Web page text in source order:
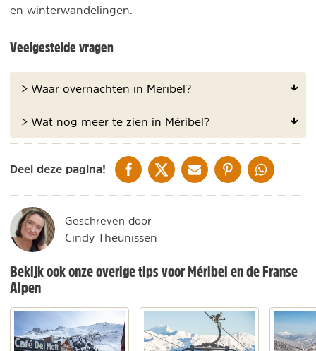
en winterwandelingen.
Veelgestelde vragen
> Waar overnachten in Méribel?
> Wat nog meer te zien in Méribel?
Deel deze pagina! DELEN OP FACEBOOK
DELEN OP XDELEN VIA DE MAIL
DELEN OP PINTEREST
DELEN OP
Geschreven door
Cindy Theunissen
Bekijk ook onze overige tips voor Méribel en de Franse
Alpen